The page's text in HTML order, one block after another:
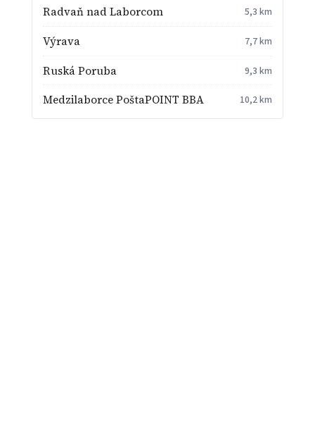
Radvaň nad Laborcom 5,3 km
Výrava 7,7 km
Ruská Poruba 9,3 km
Medzilaborce PoštaPOINT BBA 10,2 km